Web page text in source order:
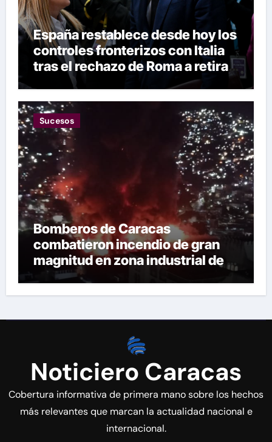
España restablece desde hoy los
controles fronterizos con Italia
tras el rechazo de Roma a retirar
las restricciones
Sucesos
Bomberos de Caracas
combatieron incendio de gran
magnitud en zona industrial de El
Llanito
Noticiero Caracas
Cobertura informativa de primera mano sobre los hechos
más relevantes que marcan la actualidad nacional e
internacional.